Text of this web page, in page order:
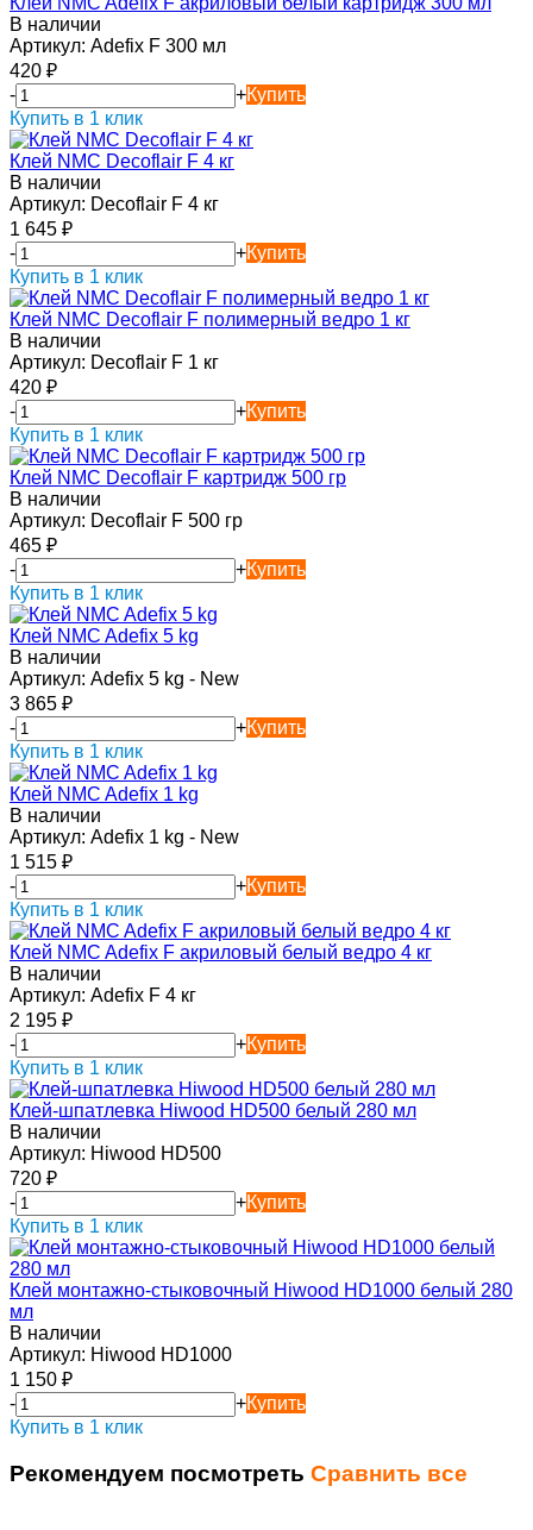
В наличии
Артикул: Adefix F 300 мл
420 ₽
-
+Купить
Купить в 1 клик
Клей NMC Decoflair F 4 кг
В наличии
Артикул: Decoflair F 4 кг
1 645 ₽
-
+Купить
Купить в 1 клик
Клей NMC Decoflair F полимерный ведро 1 кг
В наличии
Артикул: Decoflair F 1 кг
420 ₽
-
+Купить
Купить в 1 клик
Клей NMC Decoflair F картридж 500 гр
В наличии
Артикул: Decoflair F 500 гр
465 ₽
-
+Купить
Купить в 1 клик
Клей NMC Adefix 5 kg
В наличии
Артикул: Adefix 5 kg - New
3 865 ₽
-
+Купить
Купить в 1 клик
Клей NMC Adefix 1 kg
В наличии
Артикул: Adefix 1 kg - New
1 515 ₽
-
+Купить
Купить в 1 клик
Клей NMC Adefix F акриловый белый ведро 4 кг
В наличии
Артикул: Adefix F 4 кг
2 195 ₽
-
+Купить
Купить в 1 клик
Клей-шпатлевка Hiwood HD500 белый 280 мл
В наличии
Артикул: Hiwood HD500
720 ₽
-
+Купить
Купить в 1 клик
Клей монтажно-стыковочный Hiwood HD1000 белый 280
мл
В наличии
Артикул: Hiwood HD1000
1 150 ₽
-
+Купить
Купить в 1 клик
Рекомендуем посмотреть Сравнить все